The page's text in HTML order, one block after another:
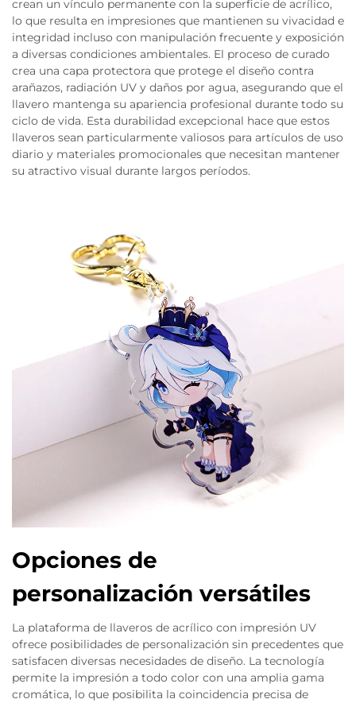
crean un vínculo permanente con la superficie de acrílico,
lo que resulta en impresiones que mantienen su vivacidad e
integridad incluso con manipulación frecuente y exposición
a diversas condiciones ambientales. El proceso de curado
crea una capa protectora que protege el diseño contra
arañazos, radiación UV y daños por agua, asegurando que el
llavero mantenga su apariencia profesional durante todo su
ciclo de vida. Esta durabilidad excepcional hace que estos
llaveros sean particularmente valiosos para artículos de uso
diario y materiales promocionales que necesitan mantener
su atractivo visual durante largos períodos.
Opciones de
personalización versátiles
La plataforma de llaveros de acrílico con impresión UV
ofrece posibilidades de personalización sin precedentes que
satisfacen diversas necesidades de diseño. La tecnología
permite la impresión a todo color con una amplia gama
cromática, lo que posibilita la coincidencia precisa de